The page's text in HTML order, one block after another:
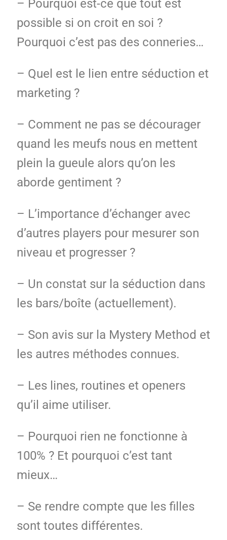
– Pourquoi est-ce que tout est
possible si on croit en soi ?
Pourquoi c’est pas des conneries…
– Quel est le lien entre séduction et
marketing ?
– Comment ne pas se décourager
quand les meufs nous en mettent
plein la gueule alors qu’on les
aborde gentiment ?
– L’importance d’échanger avec
d’autres players pour mesurer son
niveau et progresser ?
– Un constat sur la séduction dans
les bars/boîte (actuellement).
– Son avis sur la Mystery Method et
les autres méthodes connues.
– Les lines, routines et openers
qu’il aime utiliser.
– Pourquoi rien ne fonctionne à
100% ? Et pourquoi c’est tant
mieux…
– Se rendre compte que les filles
sont toutes différentes.